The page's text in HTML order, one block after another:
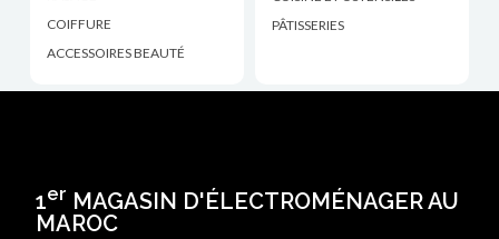
COIFFURE
ACCESSOIRES BEAUTÉ
PÂTISSERIES
1er MAGASIN D'ÉLECTROMÉNAGER AU
MAROC